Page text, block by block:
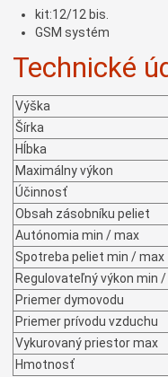
kit:12/12 bis.
GSM systém
Technické
Výška
Šírka
Hĺbka
Maximálny výkon
Účinnosť
Obsah zásobníku peliet
Autónomia min / max
Spotreba peliet min / max
Regulovateľný výkon min
Priemer dymovodu
Priemer prívodu vzduchu
Vykurovaný priestor max
Hmotnosť